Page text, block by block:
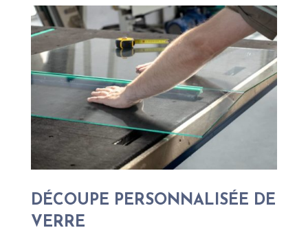
DÉCOUPE PERSONNALISÉE DE
VERRE